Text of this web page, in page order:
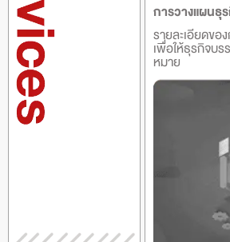
การวางแผนธุ
รายละเอียดขอ
เพื่อให้ธุรกิจบร
หมาย